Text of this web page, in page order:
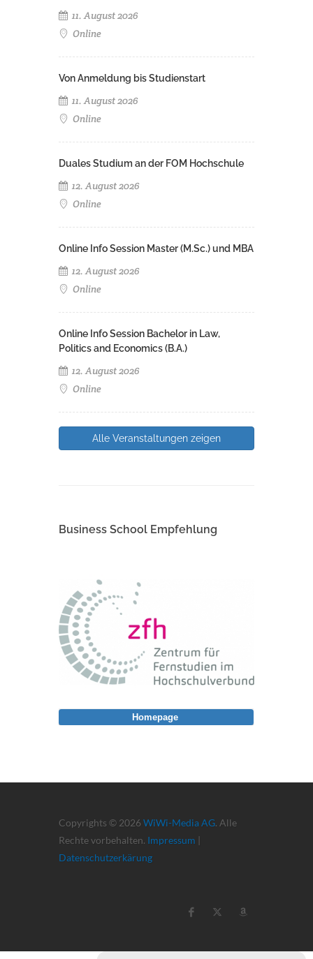
11. August 2026
Online
Von Anmeldung bis Studienstart
11. August 2026
Online
Duales Studium an der FOM Hochschule
12. August 2026
Online
Online Info Session Master (M.Sc.) und MBA
12. August 2026
Online
Online Info Session Bachelor in Law,
Politics and Economics (B.A.)
12. August 2026
Online
Alle Veranstaltungen zeigen
Business School Empfehlung
Copyrights © 2026 WiWi-Media AG. Alle
Rechte vorbehalten. Impressum |
Datenschutzerkärung
Homepage